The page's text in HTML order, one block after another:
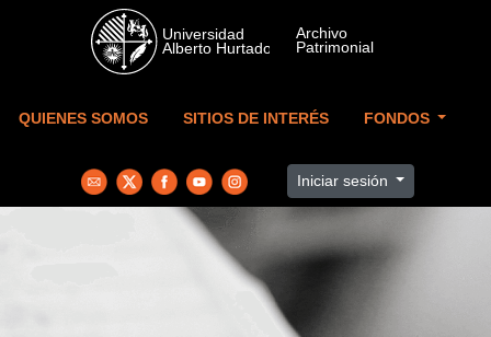
Skip to main content
QUIENES SOMOS SITIOS DE INTERÉS FONDOS
Iniciar sesión